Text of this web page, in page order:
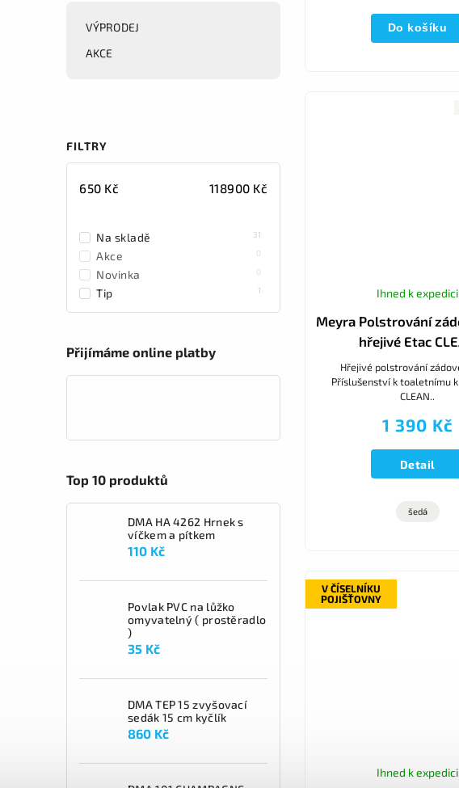
VÝPRODEJ
AKCE
FILTRY
650 Kč 118900 Kč
Na skladě 31
Akce 0
Novinka 0
Tip 1
Přijímáme online platby
Top 10 produktů
DMA HA 4262 Hrnek s
víčkem a pítkem
110 Kč
Povlak PVC na lůžko
omyvatelný ( prostěradlo
)
35 Kč
DMA TEP 15 zvyšovací
sedák 15 cm kyčlík
860 Kč
Do košíku
Meyra Polstrování
hřejivé Etac
Ihned k expedici
1 390 Kč
Detail
Hřejivé polstrování
Příslušenství k toaletnímu
CLEAN..
šedá
V ČÍSELNÍKU
POJIŠŤOVNY
Ihned k expedici